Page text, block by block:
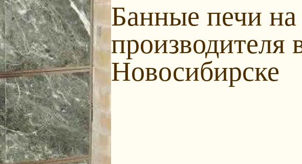
Банные печи на
производителя
Новосибирске